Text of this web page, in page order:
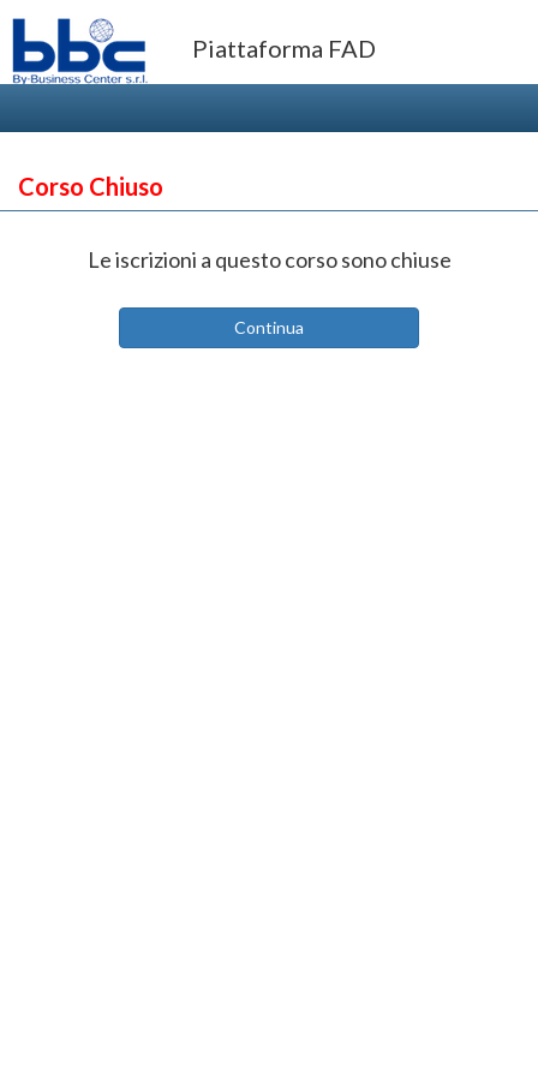
Piattaforma FAD
Corso Chiuso
Le iscrizioni a questo corso sono chiuse
Continua